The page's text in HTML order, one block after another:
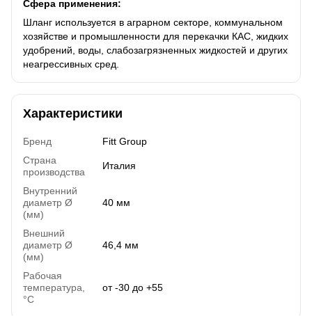
Сфера применения:
Шланг используется в аграрном секторе, коммунальном
хозяйстве и промышленности для перекачки КАС, жидких
удобрений, воды, слабозагрязненных жидкостей и других
неагрессивных сред.
Характеристики
Бренд
Fitt Group
Страна
производства
Италия
Внутренний
диаметр Ø
(мм)
40 мм
Внешний
диаметр Ø
(мм)
46,4 мм
Рабочая
температура,
°C
от -30 до +55